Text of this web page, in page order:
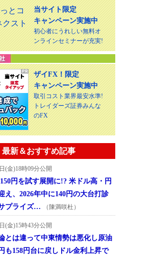
当サイト限定
キャンペーン実施中
初心者にうれしい無料オ
ンラインセミナーが充実!
ザイFX！限定
キャンペーン実施中
取引コスト業界最安水準!
トレイダーズ証券みんな
のFX
新＆おすすめ記事
(金)18時09分公開
円を試す展開に!? 米ドル高・円
え、2026年中に140円の大台打診
プライズ…
（陳満咲杜）
(金)15時43分公開
とは違って中東情勢は悪化し原油
も158円台に戻しドル金利上昇で